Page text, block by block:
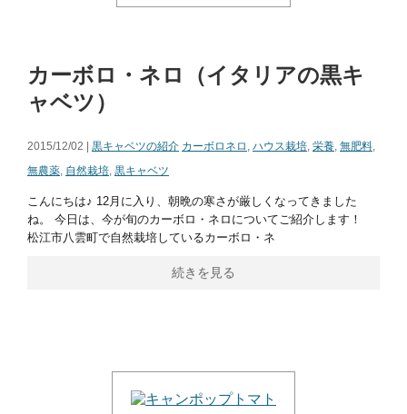
カーボロ・ネロ（イタリアの黒キ
ャベツ）
2015/12/02 | 黒キャベツの紹介 カーボロネロ , ハウス栽培, 栄養, 無肥料,
無農薬, 自然栽培, 黒キャベツ
こんにちは♪ 12月に入り、朝晩の寒さが厳しくなってきました
ね。 今日は、今が旬のカーボロ・ネロについてご紹介します！
松江市八雲町で自然栽培しているカーボロ・ネ
続きを見る